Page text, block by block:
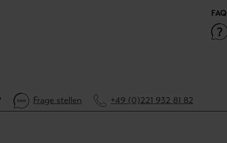
FAQ
Frage stellen +49 (0)221 932 81 82